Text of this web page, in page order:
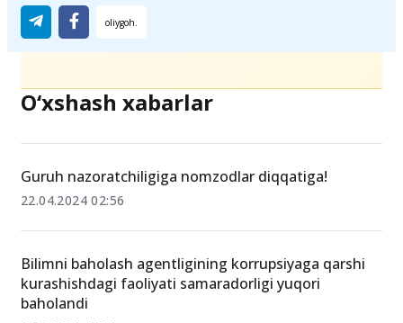
O‘xshash xabarlar
Guruh nazoratchiligiga nomzodlar diqqatiga!
22.04.2024 02:56
Bilimni baholash agentligining korrupsiyaga qarshi
kurashishdagi faoliyati samaradorligi yuqori
baholandi